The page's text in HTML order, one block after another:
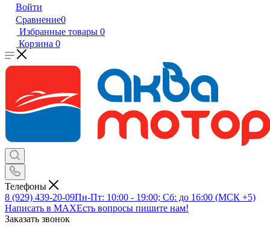
Войти
Сравнение0
Избранные товары 0
Корзина 0
Телефоны
8 (929) 439-20-09Пн-Пт: 10:00 - 19:00; Сб: до 16:00 (МСК +5)
Написать в MAXЕсть вопросы пишите нам!
Заказать звонок